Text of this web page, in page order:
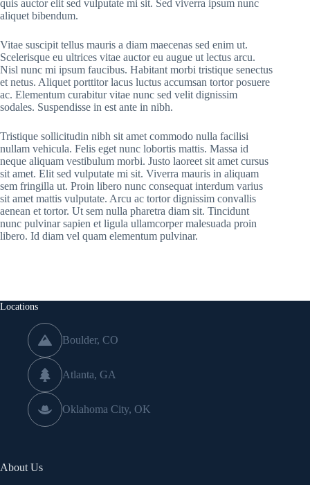
quis auctor elit sed vulputate mi sit. Sed viverra ipsum nunc
aliquet bibendum.
Vitae suscipit tellus mauris a diam maecenas sed enim ut.
Scelerisque eu ultrices vitae auctor eu augue ut lectus arcu.
Nisl nunc mi ipsum faucibus. Habitant morbi tristique senectus
et netus. Aliquet porttitor lacus luctus accumsan tortor posuere
ac. Elementum curabitur vitae nunc sed velit dignissim
sodales. Suspendisse in est ante in nibh.
Tristique sollicitudin nibh sit amet commodo nulla facilisi
nullam vehicula. Felis eget nunc lobortis mattis. Massa id
neque aliquam vestibulum morbi. Justo laoreet sit amet cursus
sit amet. Elit sed vulputate mi sit. Viverra mauris in aliquam
sem fringilla ut. Proin libero nunc consequat interdum varius
sit amet mattis vulputate. Arcu ac tortor dignissim convallis
aenean et tortor. Ut sem nulla pharetra diam sit. Tincidunt
nunc pulvinar sapien et ligula ullamcorper malesuada proin
libero. Id diam vel quam elementum pulvinar.
Locations
Boulder, CO
Atlanta, GA
Oklahoma City, OK
About Us